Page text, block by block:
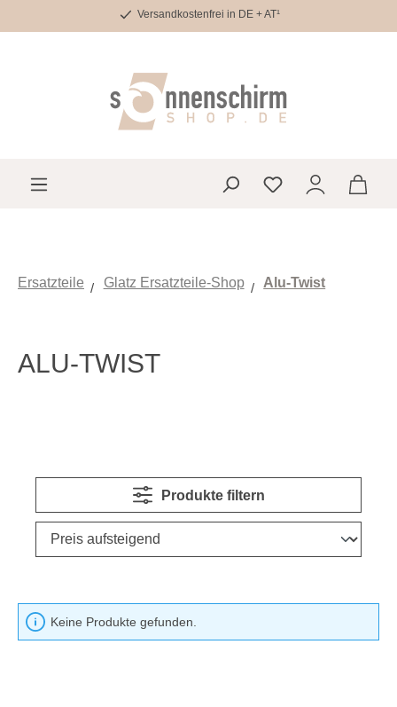
Zum Hauptinhalt springenVersandkostenfrei in DE + AT¹
Du hast 0 Produkte
Ersatzteile Glatz Ersatzteile-Shop Alu-Twist
ALU-TWIST
Produkte filtern
Keine Produkte gefunden.